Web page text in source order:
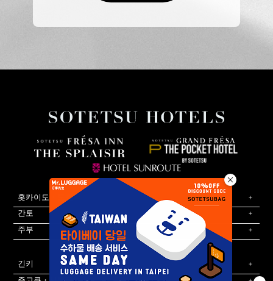
홋카이도・도호쿠
간토
주부
긴키